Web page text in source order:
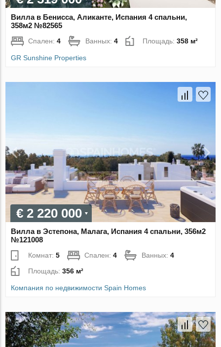
Вилла в Бенисса, Аликанте, Испания 4 спальни,
358м2 №82565
Спален:4 Ванных:4 Площадь:358 м²
GR Sunshine Properties
€ 2 220 000
Вилла в Эстепона, Малага, Испания 4 спальни, 356м2
№121008
Комнат:5 Спален:4 Ванных:4
Площадь:356 м²
Компания по недвижимости Spain Homes